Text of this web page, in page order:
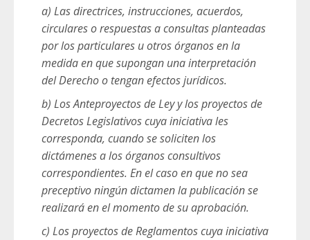
a) Las directrices, instrucciones, acuerdos,
circulares o respuestas a consultas planteadas
por los particulares u otros órganos en la
medida en que supongan una interpretación
del Derecho o tengan efectos jurídicos.
b) Los Anteproyectos de Ley y los proyectos de
Decretos Legislativos cuya iniciativa les
corresponda, cuando se soliciten los
dictámenes a los órganos consultivos
correspondientes. En el caso en que no sea
preceptivo ningún dictamen la publicación se
realizará en el momento de su aprobación.
c) Los proyectos de Reglamentos cuya iniciativa